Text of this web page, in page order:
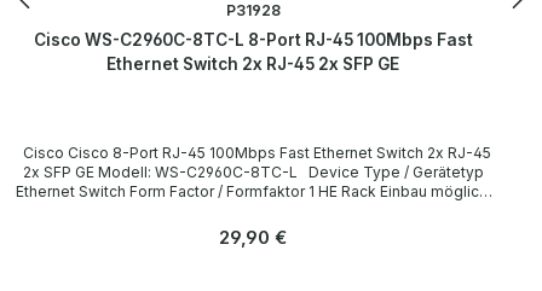
P31928
Cisco WS-C2960C-8TC-L 8-Port RJ-45 100Mbps Fast
Ethernet Switch 2x RJ-45 2x SFP GE
2x SFP GE Modell: WS-C2960C-8TC-L Device Type / Gerätetyp
Ethernet Switch Form Factor / Formfaktor 1 HE Rack Einbau möglich,
Regulärer Preis:
29,90 €